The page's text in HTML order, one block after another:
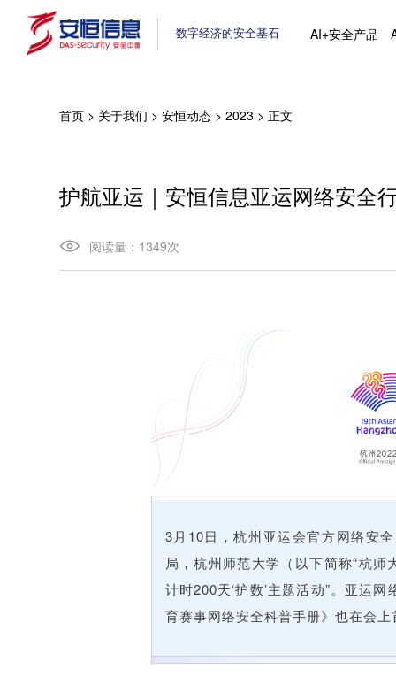
数字经济的安全基石 AI+安全产品
首页 > 关于我们 >安恒动态 >2023 >正文
护航亚运｜安恒信息亚运网络安全
阅读量： 1349次
3月10日，杭州亚运会官方网络安
局，杭州师范大学（以下简称“杭
计时200天‘护数’主题活动”。亚运
育赛事网络安全科普手册》也在会上